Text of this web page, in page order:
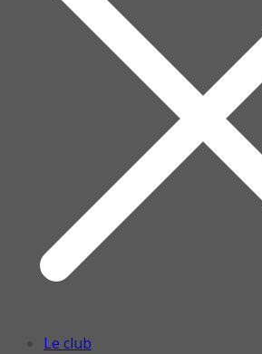
Le club